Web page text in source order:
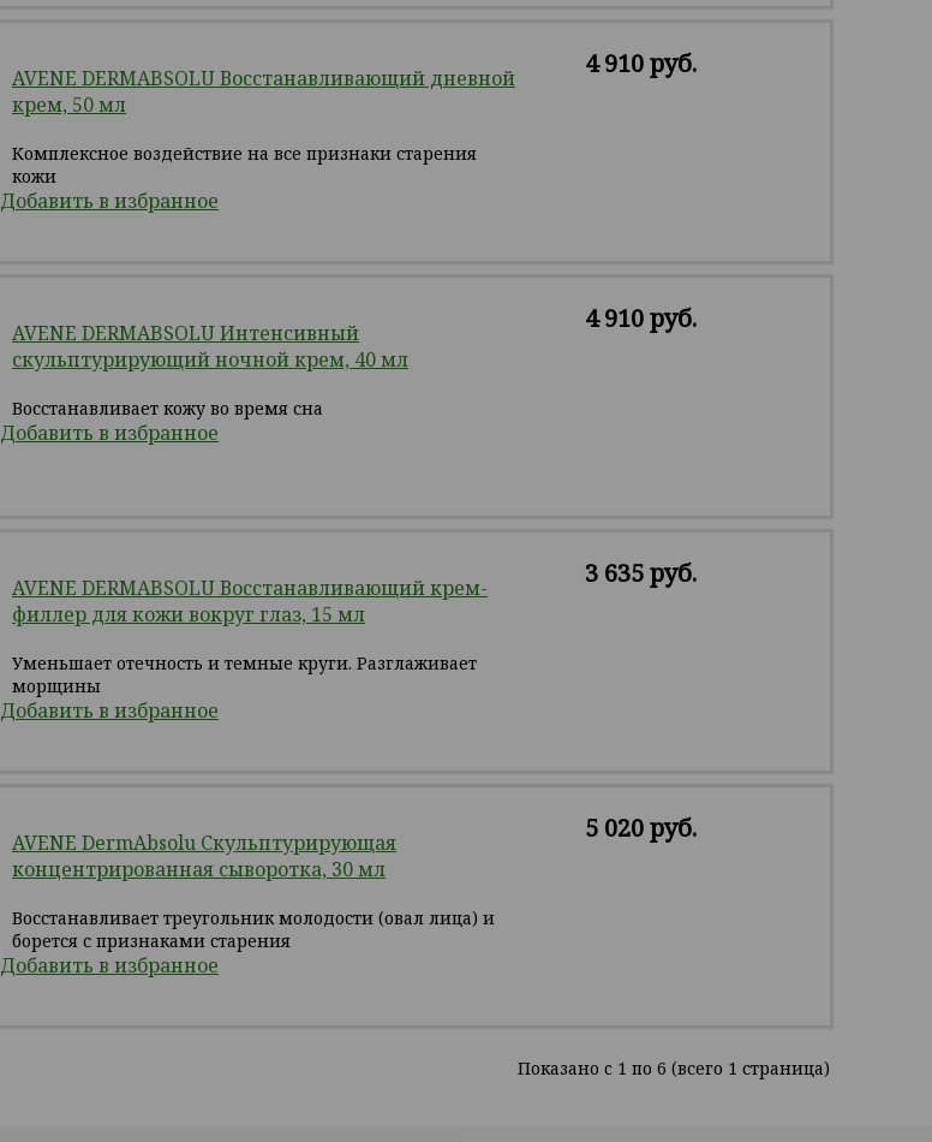
AVENE DERMABSOLU Восстанавливающий дневной
крем, 50 мл
Комплексное воздействие на все признаки старения
кожи
Добавить в избранное
4 910 руб.
AVENE DERMABSOLU Интенсивный
скульптурирующий ночной крем, 40 мл
Восстанавливает кожу во время сна
Добавить в избранное
4 910 руб.
AVENE DERMABSOLU Восстанавливающий крем-
филлер для кожи вокруг глаз, 15 мл
Уменьшает отечность и темные круги. Разглаживает
морщины
Добавить в избранное
3 635 руб.
AVENE DermAbsolu Скульптурирующая
концентрированная сыворотка, 30 мл
Восстанавливает треугольник молодости (овал лица) и
борется с признаками старения
Добавить в избранное
5 020 руб.
Показано c 1 по 6 (всего 1 страница)